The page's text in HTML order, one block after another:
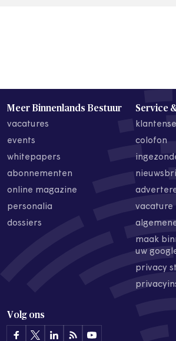
Meer Binnenlands Bestuur
vacatures
events
whitepapers
abonnementen
online magazine
personalia
dossiers
Service
colofon
vacature
maak
uw
privacy
Volg ons